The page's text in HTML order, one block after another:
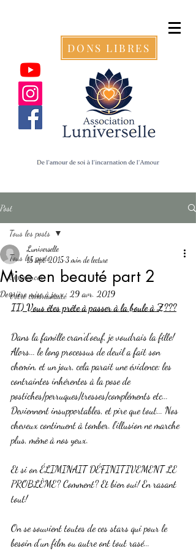
DONS LIBRES
Post
Tous les posts
Commencer
Votre communauté
Tous les posts
Mise en beauté part 2
Luniverselle
15 sept. 2015 3 min de lecture
Dernière mise à jour : 29 avr. 2019
II) Vous êtes prête à passer à la boule à Z???
Dans la famille cran'd'oeuf, je voudrais la fille!
Alors... le long processus de deuil a fait son
chemin, et un jour, cela parait une évidence: les
contraintes inhérentes à la pose de
postiches/perruques/tresses/compléments etc...
Deviennent insupportables, et pire que tout... Nos
cheveux continuent à tomber. l'illusion ne marche
plus, même à nos yeux.
Et si on ÉLIMINAIT DÉFINITIVEMENT LE
PROBLÈME? Comment? Et bien oui! En rasant
tout!
On se souvient toutes de ces stars qui pour le
besoin d'un film ou autre ont tout rasé...